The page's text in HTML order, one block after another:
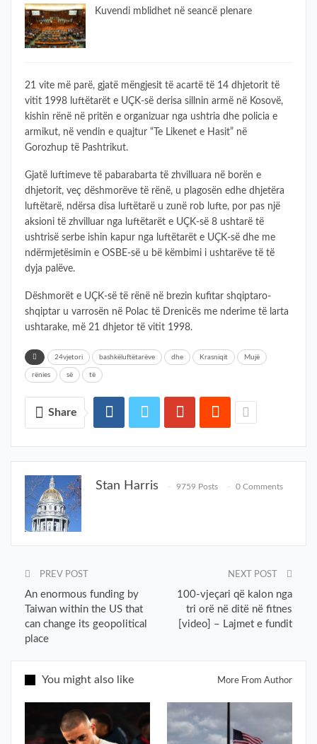
​Kuvendi mblidhet në seancë plenare
21 vite më parë, gjatë mëngjesit të acartë të 14 dhjetorit të
vitit 1998 luftëtarët e UÇK-së derisa sillnin armë në Kosovë,
kishin rënë në pritën e organizuar nga ushtria dhe policia e
armikut, në vendin e quajtur “Te Likenet e Hasit” në
Gorozhup të Pashtrikut.
Gjatë luftimeve të pabarabarta të zhvilluara në borën e
dhjetorit, veç dëshmorëve të rënë, u plagosën edhe dhjetëra
luftëtarë, ndërsa disa luftëtarë u zunë rob lufte, por pas një
aksioni të zhvilluar nga luftëtarët e UÇK-së 8 ushtarë të
ushtrisë serbe ishin kapur nga luftëtarët e UÇK-së dhe me
ndërmjetësimin e OSBE-së u bë këmbimi i ushtarëve të të
dyja palëve.
Dëshmorët e UÇK-së të rënë në brezin kufitar shqiptaro-
shqiptar u varrosën në Polac të Drenicës me nderime të larta
ushtarake, më 21 dhjetor të vitit 1998.
24vjetori bashkëluftëtarëve dhe Krasniqit Mujë
rënies së të
Share
Stan Harris 9759 Posts 0 Comments
PREV POST
An enormous funding by
Taiwan within the US that
can change its geopolitical
place
NEXT POST
100-vjeçari që kalon nga
tri orë në ditë në fitnes
[video] – Lajmet e fundit
You might also like More From Author